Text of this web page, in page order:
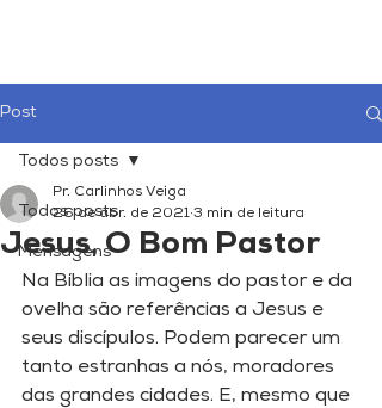
Post
Todos posts
Mensagens
Todos posts
Jesus, O Bom Pastor
Pr. Carlinhos Veiga
26 de abr. de 2021 3 min de leitura
Na Bíblia as imagens do pastor e da
ovelha são referências a Jesus e
seus discípulos. Podem parecer um
tanto estranhas a nós, moradores
das grandes cidades. E, mesmo que